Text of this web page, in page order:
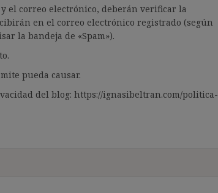
el correo electrónico, deberán verificar la
en el correo electrónico registrado (según
la bandeja de «Spam»).
pueda causar.
del blog: https://ignasibeltran.com/politica-